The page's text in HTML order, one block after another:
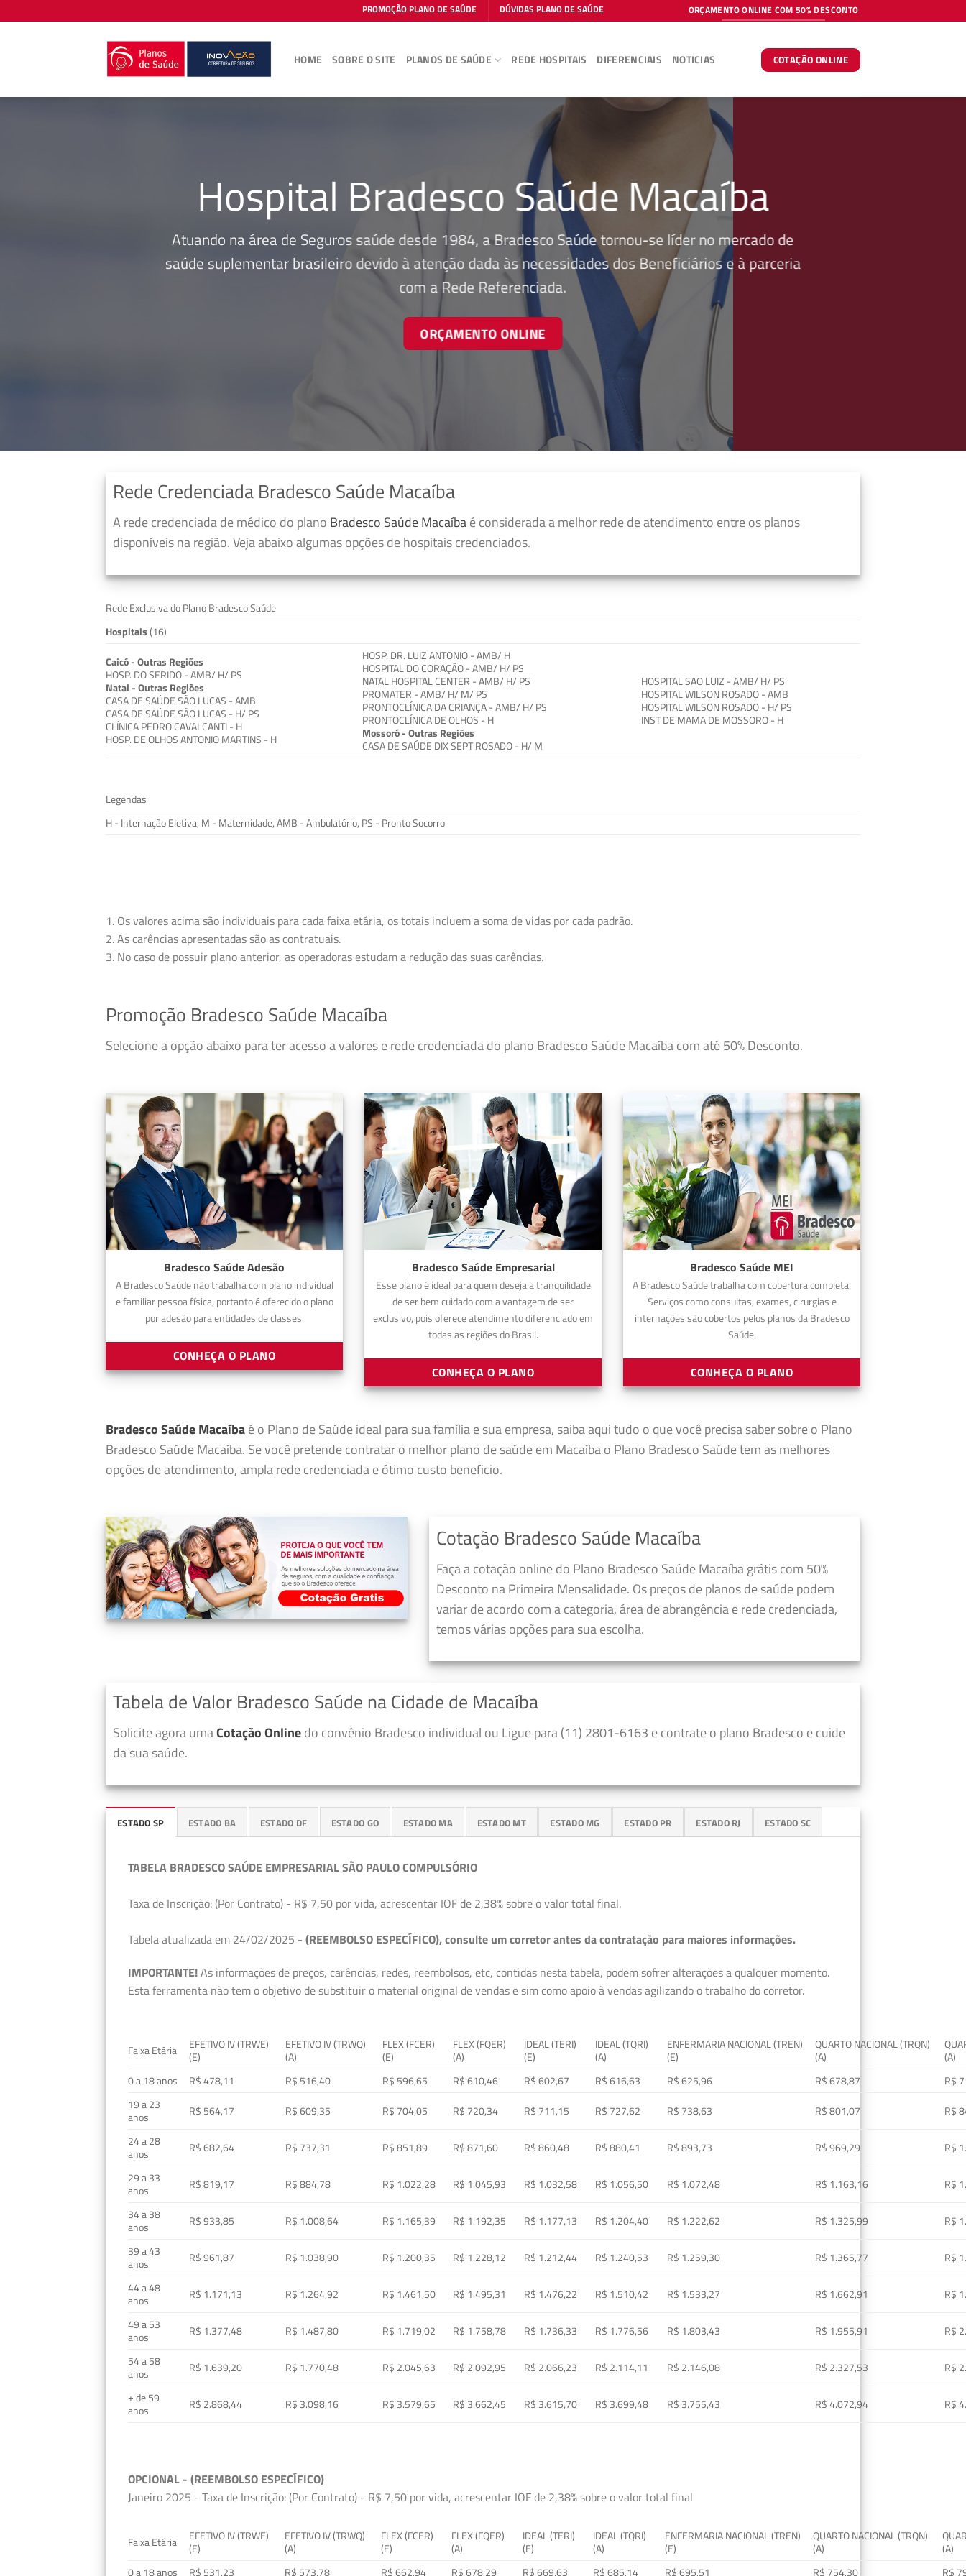
to
PROMOÇÃO PLANO DE SAÚDE DÚVIDAS PLANO DE SAÚDE ORÇAMENTO ONLINE COM 50% DESCONTO
HOME SOBRE O SITE PLANOS DE SAÚDE REDE HOSPITAIS DIFERENCIAIS NOTICIAS COTAÇÃO ONLINE
Hospital Bradesco Saúde Macaíba
Atuando na área de Seguros saúde desde 1984, a Bradesco Saúde tornou-se líder no mercado de
saúde suplementar brasileiro devido à atenção dada às necessidades dos Beneficiários e à parceria
com a Rede Referenciada.
ORÇAMENTO ONLINE
Rede Credenciada Bradesco Saúde Macaíba
A rede credenciada de médico do plano Bradesco Saúde Macaíbaé considerada a melhor rede de atendimento entre os planos
disponíveis na região. Veja abaixo algumas opções de hospitais credenciados.
Rede Exclusiva do Plano Bradesco Saúde
Hospitais(16)
Caicó - Outras Regiões
HOSP. DO SERIDO - AMB/ H/ PS
Natal - Outras Regiões
CASA DE SAÚDE SÃO LUCAS - AMB
CASA DE SAÚDE SÃO LUCAS - H/ PS
CLÍNICA PEDRO CAVALCANTI - H
HOSP. DE OLHOS ANTONIO MARTINS - H
HOSP. DR. LUIZ ANTONIO - AMB/ H
HOSPITAL DO CORAÇÃO - AMB/ H/ PS
NATAL HOSPITAL CENTER - AMB/ H/ PS
PROMATER - AMB/ H/ M/ PS
PRONTOCLÍNICA DA CRIANÇA - AMB/ H/ PS
PRONTOCLÍNICA DE OLHOS - H
Mossoró - Outras Regiões
CASA DE SAÚDE DIX SEPT ROSADO - H/ M
HOSPITAL SAO LUIZ - AMB/ H/ PS
HOSPITAL WILSON ROSADO - AMB
HOSPITAL WILSON ROSADO - H/ PS
INST DE MAMA DE MOSSORO - H
Legendas
H - Internação Eletiva, M - Maternidade, AMB - Ambulatório, PS - Pronto Socorro
1. Os valores acima são individuais para cada faixa etária, os totais incluem a soma de vidas por cada padrão.
2. As carências apresentadas são as contratuais.
3. No caso de possuir plano anterior, as operadoras estudam a redução das suas carências.
Promoção Bradesco Saúde Macaíba
Selecione a opção abaixo para ter acesso a valores e rede credenciada do plano Bradesco Saúde Macaíba com até 50% Desconto.
Bradesco Saúde Adesão
A Bradesco Saúde não trabalha com plano individual
e familiar pessoa física, portanto é oferecido o plano
por adesão para entidades de classes.
CONHEÇA O PLANO
Bradesco Saúde Empresarial
Esse plano é ideal para quem deseja a tranquilidade
de ser bem cuidado com a vantagem de ser
exclusivo, pois oferece atendimento diferenciado em
todas as regiões do Brasil.
CONHEÇA O PLANO
Bradesco Saúde MEI
A Bradesco Saúde trabalha com cobertura completa.
Serviços como consultas, exames, cirurgias e
internações são cobertos pelos planos da Bradesco
Saúde.
CONHEÇA O PLANO
Bradesco Saúde Macaíbaé o Plano de Saúde ideal para sua família e sua empresa, saiba aqui tudo o que você precisa saber sobre o Plano
Bradesco Saúde Macaíba. Se você pretende contratar o melhor plano de saúde em Macaíba o Plano Bradesco Saúde tem as melhores
opções de atendimento, ampla rede credenciada e ótimo custo beneficio.
Cotação Bradesco Saúde Macaíba
Faça a cotação online do Plano Bradesco Saúde Macaíba grátis com 50%
Desconto na Primeira Mensalidade. Os preços de planos de saúde podem
variar de acordo com a categoria, área de abrangência e rede credenciada,
temos várias opções para sua escolha.
Tabela de Valor Bradesco Saúde na Cidade de Macaíba
Solicite agora umaCotação Onlinedo convênio Bradesco individual ou Ligue para (11) 2801-6163 e contrate o plano Bradesco e cuide
da sua saúde.
ESTADO SP ESTADO BA ESTADO DF ESTADO GO ESTADO MA ESTADO MT ESTADO MG ESTADO PR ESTADO RJ ESTADO SC
TABELA BRADESCO SAÚDE EMPRESARIAL SÃO PAULO COMPULSÓRIO
Taxa de Inscrição: (Por Contrato) - R$ 7,50 por vida, acrescentar IOF de 2,38% sobre o valor total final.
Tabela atualizada em 24/02/2025 - (REEMBOLSO ESPECÍFICO), consulte um corretor antes da contratação para maiores informações.
IMPORTANTE!As informações de preços, carências, redes, reembolsos, etc, contidas nesta tabela, podem sofrer alterações a qualquer momento.
Esta ferramenta não tem o objetivo de substituir o material original de vendas e sim como apoio à vendas agilizando o trabalho do corretor.
Faixa Etária
EFETIVO IV (TRWE)
(E)
EFETIVO IV (TRWQ)
(A)
FLEX (FCER)
(E)
FLEX (FQER)
(A)
IDEAL (TERI)
(E)
IDEAL (TQRI)
(A)
ENFERMARIA NACIONAL (TREN)
(E)
QUARTO NACIONAL (TRQN)
(A)
(A)
0 a 18 anos
R$ 478,11 R$ 516,40 R$ 596,65 R$ 610,46 R$ 602,67 R$ 616,63 R$ 625,96 R$ 678,87
R$
19 a 23
anos
R$ 564,17 R$ 609,35 R$ 704,05 R$ 720,34 R$ 711,15 R$ 727,62 R$ 738,63 R$ 801,07
R$
24 a 28
anos
R$ 682,64 R$ 737,31 R$ 851,89 R$ 871,60 R$ 860,48 R$ 880,41 R$ 893,73 R$ 969,29
R$
29 a 33
anos
R$ 819,17 R$ 884,78 R$ 1.022,28 R$ 1.045,93 R$ 1.032,58 R$ 1.056,50 R$ 1.072,48 R$ 1.163,16
R$
34 a 38
anos
R$ 933,85 R$ 1.008,64 R$ 1.165,39 R$ 1.192,35 R$ 1.177,13 R$ 1.204,40 R$ 1.222,62 R$ 1.325,99
R$
39 a 43
anos
R$ 961,87 R$ 1.038,90 R$ 1.200,35 R$ 1.228,12 R$ 1.212,44 R$ 1.240,53 R$ 1.259,30 R$ 1.365,77
R$
44 a 48
anos
R$ 1.171,13 R$ 1.264,92 R$ 1.461,50 R$ 1.495,31 R$ 1.476,22 R$ 1.510,42 R$ 1.533,27 R$ 1.662,91
R$
49 a 53
anos
R$ 1.377,48 R$ 1.487,80 R$ 1.719,02 R$ 1.758,78 R$ 1.736,33 R$ 1.776,56 R$ 1.803,43 R$ 1.955,91
R$
54 a 58
anos
R$ 1.639,20 R$ 1.770,48 R$ 2.045,63 R$ 2.092,95 R$ 2.066,23 R$ 2.114,11 R$ 2.146,08 R$ 2.327,53
R$
+ de 59
anos
R$ 2.868,44 R$ 3.098,16 R$ 3.579,65 R$ 3.662,45 R$ 3.615,70 R$ 3.699,48 R$ 3.755,43 R$ 4.072,94 R$
OPCIONAL - (REEMBOLSO ESPECÍFICO)
Janeiro 2025 - Taxa de Inscrição: (Por Contrato) - R$ 7,50 por vida, acrescentar IOF de 2,38% sobre o valor total final
Faixa Etária
EFETIVO IV (TRWE)
(E)
EFETIVO IV (TRWQ)
(A)
FLEX (FCER)
(E)
FLEX (FQER)
(A)
IDEAL (TERI)
(E)
IDEAL (TQRI)
(A)
ENFERMARIA NACIONAL (TREN)
(E)
QUARTO NACIONAL (TRQN)
(A)
(A)
0 a 18 anos
R$ 531,23 R$ 573,78 R$ 662,94 R$ 678,29 R$ 669,63 R$ 685,14 R$ 695,51 R$ 754,30 R$